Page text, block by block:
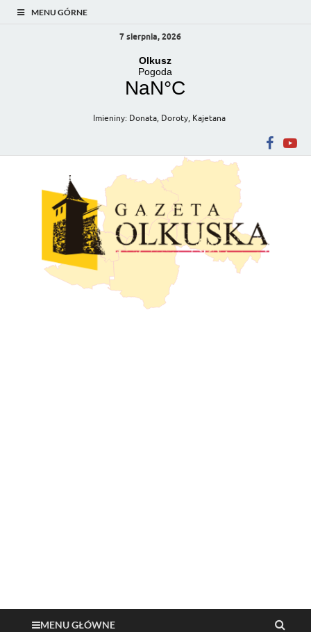
MENU GÓRNE
7 sierpnia, 2026
Imieniny: Donata, Doroty, Kajetana
Gazeta Olkuska
MENU GŁÓWNE